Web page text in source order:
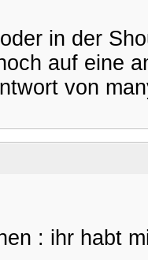
in der
auf eine
von
: ihr habt